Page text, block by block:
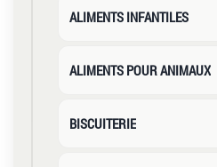
ALIMENTS INFANTILES
ALIMENTS POUR ANIMAUX
BISCUITERIE